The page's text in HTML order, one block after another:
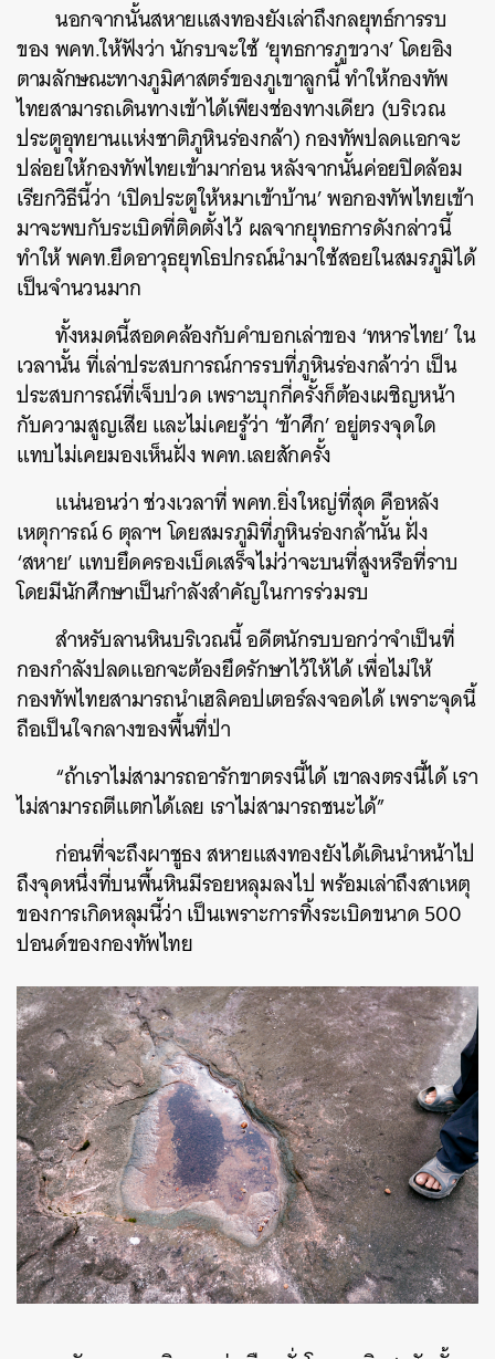
นอกจากนั้นสหายแสงทองยังเล่าถึงกลยุทธ์การรบ
ของ พคท.ให้ฟังว่า นักรบจะใช้ ‘ยุทธการภูขวาง’ โดยอิง
ตามลักษณะทางภูมิศาสตร์ของภูเขาลูกนี้ ทำให้กองทัพ
ไทยสามารถเดินทางเข้าได้เพียงช่องทางเดียว (บริเวณ
ประตูอุทยานแห่งชาติภูหินร่องกล้า) กองทัพปลดแอกจะ
ปล่อยให้กองทัพไทยเข้ามาก่อน หลังจากนั้นค่อยปิดล้อม
เรียกวิธีนี้ว่า ‘เปิดประตูให้หมาเข้าบ้าน’ พอกองทัพไทยเข้า
มาจะพบกับระเบิดที่ติดตั้งไว้ ผลจากยุทธการดังกล่าวนี้
ทำให้ พคท.ยึดอาวุธยุทโธปกรณ์นำมาใช้สอยในสมรภูมิได้
เป็นจำนวนมาก
ทั้งหมดนี้สอดคล้องกับคำบอกเล่าของ ‘ทหารไทย’ ใน
เวลานั้น ที่เล่าประสบการณ์การรบที่ภูหินร่องกล้าว่า เป็น
ประสบการณ์ที่เจ็บปวด เพราะบุกกี่ครั้งก็ต้องเผชิญหน้า
กับความสูญเสีย และไม่เคยรู้ว่า ‘ข้าศึก’ อยู่ตรงจุดใด
แทบไม่เคยมองเห็นฝั่ง พคท.เลยสักครั้ง
แน่นอนว่า ช่วงเวลาที่ พคท.ยิ่งใหญ่ที่สุด คือหลัง
เหตุการณ์ 6 ตุลาฯ โดยสมรภูมิที่ภูหินร่องกล้านั้น ฝั่ง
‘สหาย’ แทบยึดครองเบ็ดเสร็จไม่ว่าจะบนที่สูงหรือที่ราบ
โดยมีนักศึกษาเป็นกำลังสำคัญในการร่วมรบ
สำหรับลานหินบริเวณนี้ อดีตนักรบบอกว่าจำเป็นที่
กองกำลังปลดแอกจะต้องยึดรักษาไว้ให้ได้ เพื่อไม่ให้
กองทัพไทยสามารถนำเฮลิคอปเตอร์ลงจอดได้ เพราะจุดนี้
ถือเป็นใจกลางของพื้นที่ป่า
“ถ้าเราไม่สามารถอารักขาตรงนี้ได้ เขาลงตรงนี้ได้ เรา
ไม่สามารถตีแตกได้เลย เราไม่สามารถชนะได้”
ก่อนที่จะถึงผาชูธง สหายแสงทองยังได้เดินนำหน้าไป
ถึงจุดหนึ่งที่บนพื้นหินมีรอยหลุมลงไป พร้อมเล่าถึงสาเหตุ
ของการเกิดหลุมนี้ว่า เป็นเพราะการทิ้งระเบิดขนาด 500
ปอนด์ของกองทัพไทย